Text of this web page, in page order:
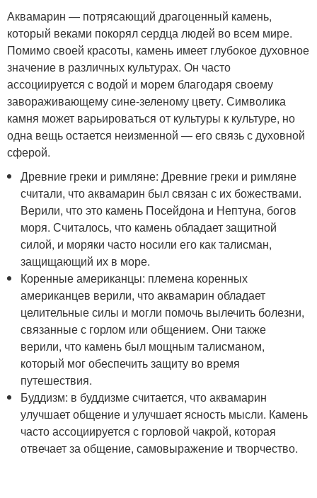
Аквамарин — потрясающий драгоценный камень,
который веками покорял сердца людей во всем мире.
Помимо своей красоты, камень имеет глубокое духовное
значение в различных культурах. Он часто
ассоциируется с водой и морем благодаря своему
завораживающему сине-зеленому цвету. Символика
камня может варьироваться от культуры к культуре, но
одна вещь остается неизменной — его связь с духовной
сферой.
Древние греки и римляне: Древние греки и римляне
считали, что аквамарин был связан с их божествами.
Верили, что это камень Посейдона и Нептуна, богов
моря. Считалось, что камень обладает защитной
силой, и моряки часто носили его как талисман,
защищающий их в море.
Коренные американцы: племена коренных
американцев верили, что аквамарин обладает
целительные силы и могли помочь вылечить болезни,
связанные с горлом или общением. Они также
верили, что камень был мощным талисманом,
который мог обеспечить защиту во время
путешествия.
Буддизм: в буддизме считается, что аквамарин
улучшает общение и улучшает ясность мысли. Камень
часто ассоциируется с горловой чакрой, которая
отвечает за общение, самовыражение и творчество.